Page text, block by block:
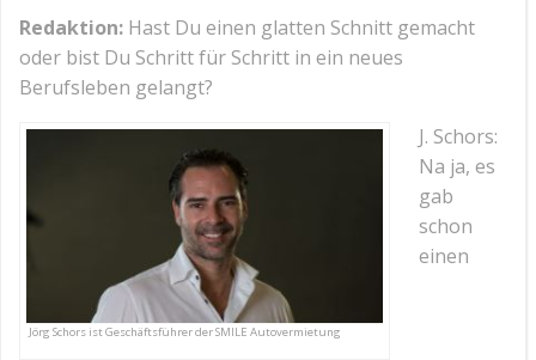
Redaktion: Hast Du einen glatten Schnitt gemacht
oder bist Du Schritt für Schritt in ein neues
Berufsleben gelangt?
Jörg Schors ist Geschäftsführer der SMILE Autovermietung
J. Schors:
Na ja, es
gab
schon
einen